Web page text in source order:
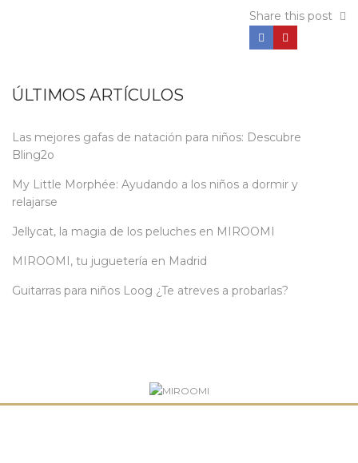
Share this post
ÚLTIMOS ARTÍCULOS
Las mejores gafas de natación para niños: Descubre
Bling2o
My Little Morphée: Ayudando a los niños a dormir y
relajarse
Jellycat, la magia de los peluches en MIROOMI
MIROOMI, tu juguetería en Madrid
Guitarras para niños Loog ¿Te atreves a probarlas?